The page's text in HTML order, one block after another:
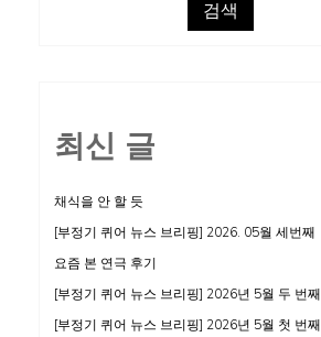
검색
최신 글
채식을 안 할 듯
[부정기 퀴어 뉴스 브리핑] 2026. 05월 세번째
요즘 본 연극 후기
[부정기 퀴어 뉴스 브리핑] 2026년 5월 두 번째
[부정기 퀴어 뉴스 브리핑] 2026년 5월 첫 번째